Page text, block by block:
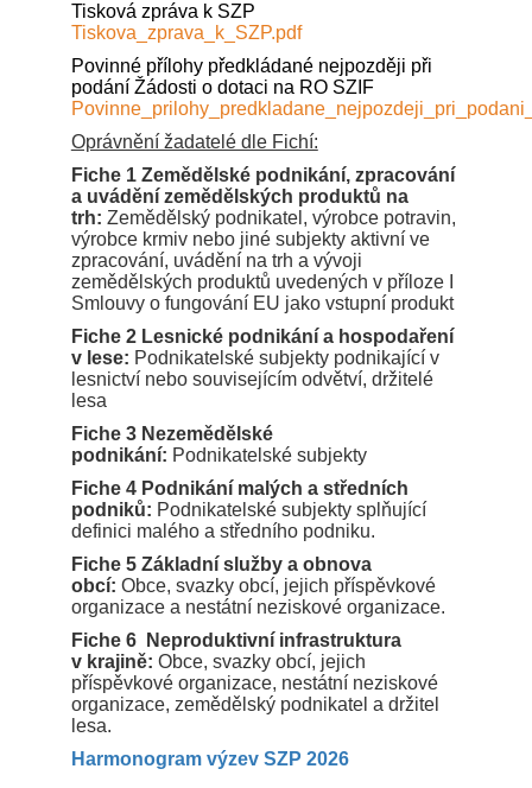
Tisková zpráva k SZP
Tiskova_zprava_k_SZP.pdf
Povinné přílohy předkládané nejpozději při
podání Žádosti o dotaci na RO SZIF
Oprávnění žadatelé dle Fichí:
Fiche 1 Zemědělské podnikání, zpracování
a uvádění zemědělských produktů na
trh: Zemědělský podnikatel, výrobce potravin,
výrobce krmiv nebo jiné subjekty aktivní ve
zpracování, uvádění na trh a vývoji
zemědělských produktů uvedených v příloze I
Smlouvy o fungování EU jako vstupní produkt
Fiche 2 Lesnické podnikání a hospodaření
v lese: Podnikatelské subjekty podnikající v
lesnictví nebo souvisejícím odvětví, držitelé
lesa
Fiche 3 Nezemědělské
podnikání: Podnikatelské subjekty
Fiche 4 Podnikání malých a středních
podniků: Podnikatelské subjekty splňující
definici malého a středního podniku.
Fiche 5 Základní služby a obnova
obcí: Obce, svazky obcí, jejich příspěvkové
organizace a nestátní neziskové organizace.
Fiche 6 Neproduktivní infrastruktura
v krajině: Obce, svazky obcí, jejich
příspěvkové organizace, nestátní neziskové
organizace, zemědělský podnikatel a držitel
lesa.
Harmonogram výzev SZP 2026